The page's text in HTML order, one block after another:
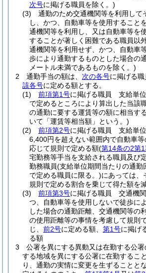
次号に掲げる職員を除く。)
(3)
通勤のため交通機関等を利用して
し、かつ、自動車等を使用すること
通機関等を利用し、又は自動車等を
することが著しく困難である職員以
通機関等を利用せず、かつ、自動車
歩により通勤するものとした場合の
メートル未満であるものを除く。)
2
通勤手当の額は、 次の各号に掲げる職
該各号に定める額とする。
(1)
前項第1号に掲げる職員 支給単位
で定めるところにより算出した当該
の通勤に要する運賃等の額に相当す
いて「運賃等相当額」という。)
(2)
前項第2号に掲げる職員 支給単
6,400円を超えない範囲内で自動車
応じて規則で定める額(第14条の2第
宅勤務等手当を支給される職員及び
勤務職員(支給単位期間当たりの通勤
で定める職員に限る。)にあっては、
規則で定める割合を乗じて得た額を
(3)
前項第3号に掲げる職員 交通機
つ、自動車等を使用しないで徒歩に
した場合の通勤距離、交通機関等の
の使用距離等の事情を考慮して規則
じ、 前2号に定める額、 第1号に掲げ
る額
3
公署を異にする異動又は在勤する公
する地域を異にする公署に在勤するこ
り、通勤の実情に変更を生ずることと